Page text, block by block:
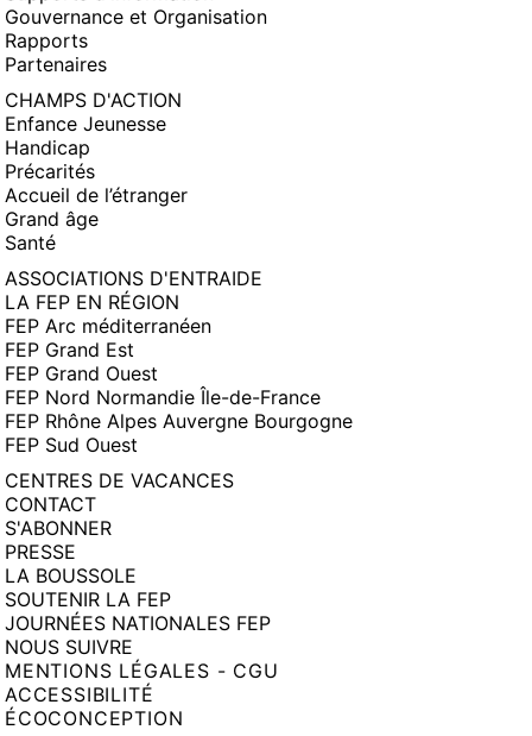
Gouvernance et Organisation
Rapports
Partenaires
CHAMPS D'ACTION
Enfance Jeunesse
Handicap
Précarités
Accueil de l’étranger
Grand âge
Santé
ASSOCIATIONS D'ENTRAIDE
LA FEP EN RÉGION
FEP Arc méditerranéen
FEP Grand Est
FEP Grand Ouest
FEP Nord Normandie Île-de-France
FEP Rhône Alpes Auvergne Bourgogne
FEP Sud Ouest
CENTRES DE VACANCES
CONTACT
S'ABONNER
PRESSE
LA BOUSSOLE
SOUTENIR LA FEP
JOURNÉES NATIONALES FEP
NOUS SUIVRE
MENTIONS LÉGALES - CGU
ACCESSIBILITÉ
ÉCOCONCEPTION